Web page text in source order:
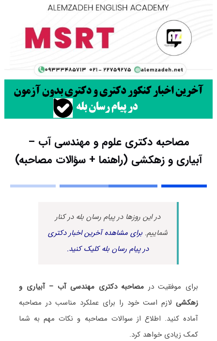
مصاحبه دکتری علوم و مهندسی آب –
آبیاری و زهکشی (راهنما + سؤالات مصاحبه)
در این روزها در پیام رسان بله در کنار
شماییم.برای مشاهده آخرین اخبار دکتری
در پیام رسان بله کلیک کنید.
برای موفقیت در مصاحبه دکتری مهندسی آب – آبیاری و
زهکشیلازم است خود را برای عملکرد مناسب در مصاحبه
آماده کنید. اطلاع از سوالات مصاحبه و نکات مهم به شما
کمک زیادی خواهد کرد.